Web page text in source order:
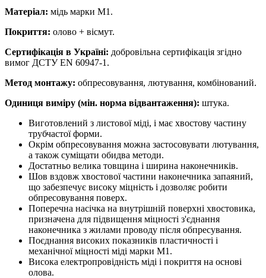
Матеріал: мідь марки М1.
Покриття: олово + вісмут.
Сертифікація в Україні: добровільна сертифікація згідно
вимог ДСТУ EN 60947-1.
Метод монтажу: обпресовування, лютування, комбінований.
Одиниця виміру (мін. норма відвантаження): штука.
Виготовлений з листової міді, і має хвостову частину
трубчастої форми.
Окрім обпресовування можна застосовувати лютування,
а також суміщати обидва методи.
Достатньо велика товщина і ширина наконечників.
Шов вздовж хвостової частини наконечника запаяний,
що забезпечує високу міцність і дозволяє робити
обпресовування поверх.
Поперечна насічка на внутрішній поверхні хвостовика,
призначена для підвищення міцності з'єднання
наконечника з жилами проводу після обпресування.
Поєднання високих показників пластичності і
механічної міцності міді марки М1.
Висока електропровідність міді і покриття на основі
олова.